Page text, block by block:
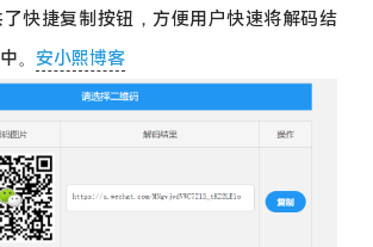
快捷复制按钮，方便用户快速将解码结
。 安小熙博客